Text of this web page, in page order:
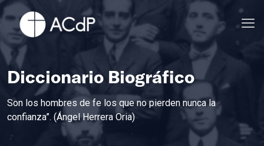
Diccionario Biográfico
Son los hombres de fe los que no pierden nunca la
confianza”. (Ángel Herrera Oria)